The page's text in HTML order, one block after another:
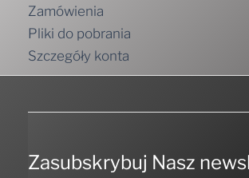
Zamówienia
Pliki do pobrania
Szczegóły konta
Zasubskrybuj Nasz